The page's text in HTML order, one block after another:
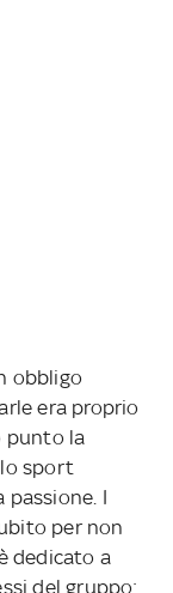
obbligo
era proprio
punto la
sport
passione. I
per non
dedicato a
del gruppo: